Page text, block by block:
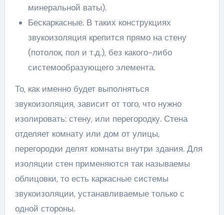
минеральной ваты).
Бескаркасные. В таких конструкциях
звукоизоляция крепится прямо на стену
(потолок, пол и т.д.), без какого-либо
системообразующего элемента.
То, как именно будет выполняться
звукоизоляция, зависит от того, что нужно
изолировать: стену, или перегородку. Стена
отделяет комнату или дом от улицы,
перегородки делят комнаты внутри здания. Для
изоляции стен применяются так называемы
облицовки, то есть каркасные системы
звукоизоляции, устанавливаемые только с
одной стороны.